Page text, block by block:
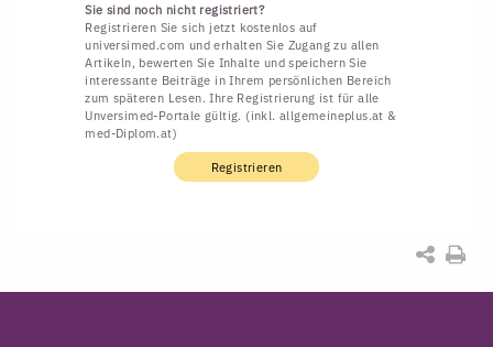
Sie sind noch nicht registriert?
Registrieren Sie sich jetzt kostenlos auf
universimed.com und erhalten Sie Zugang zu allen
Artikeln, bewerten Sie Inhalte und speichern Sie
interessante Beiträge in Ihrem persönlichen Bereich
zum späteren Lesen. Ihre Registrierung ist für alle
Unversimed-Portale gültig. (inkl. allgemeineplus.at &
med-Diplom.at)
Registrieren